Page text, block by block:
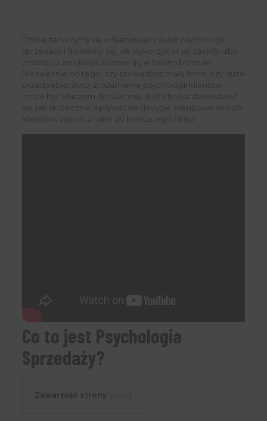
Dzisiaj zanurzymy się w fascynujący świat psychologii
sprzedaży i dowiemy się, jak wykorzystać jej zasady, aby
znacząco zwiększyć konwersję w Twoim biznesie.
Niezależnie od tego, czy prowadzisz małą firmę, czy duże
przedsiębiorstwo, zrozumienie psychologii klientów
może być kluczem do sukcesu. Jeśli chcesz dowiedzieć
się, jak skutecznie wpływać na decyzje zakupowe swoich
klientów, zostań z nami do końca tego filmu!
Co to jest Psychologia
Sprzedaży?
Zawartość strony